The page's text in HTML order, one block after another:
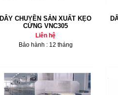
DÂY CHUYỀN SẢN XUẤT KẸO
CỨNG VNC305
Liên hệ
Bảo hành : 12 tháng